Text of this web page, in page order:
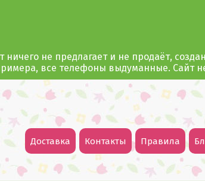
не предлагает и не продаёт,
все телефоны выдуманные. Сайт
Доставка Контакты Правила